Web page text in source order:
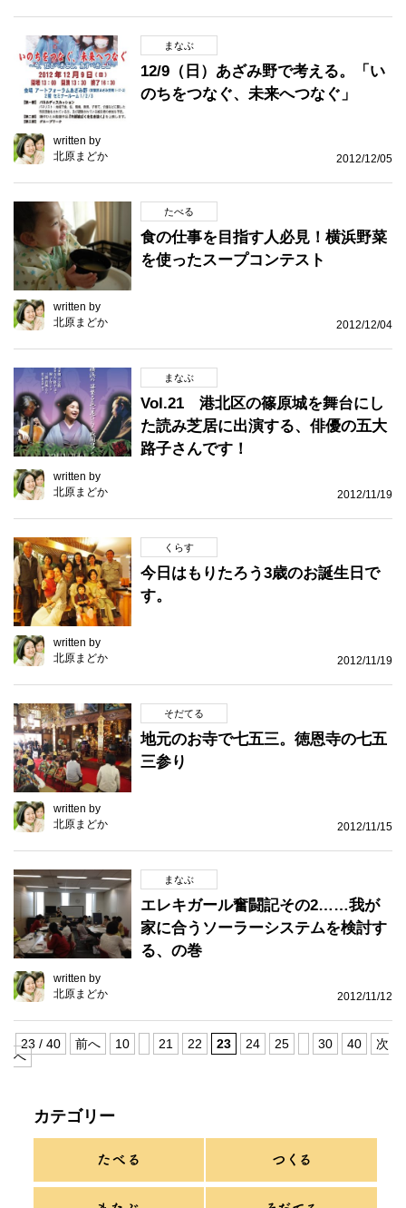
まなぶ
12/9（日）あざみ野で考える。「い
のちをつなぐ、未来へつなぐ」
written by
北原まどか
2012/12/05
たべる
食の仕事を目指す人必見！横浜野菜
を使ったスープコンテスト
written by
北原まどか
2012/12/04
まなぶ
Vol.21 港北区の篠原城を舞台にし
た読み芝居に出演する、俳優の五大
路子さんです！
written by
北原まどか
2012/11/19
くらす
今日はもりたろう3歳のお誕生日で
す。
written by
北原まどか
2012/11/19
そだてる
地元のお寺で七五三。徳恩寺の七五
三参り
written by
北原まどか
2012/11/15
まなぶ
エレキガール奮闘記その2……我が
家に合うソーラーシステムを検討す
る、の巻
written by
北原まどか
2012/11/12
23 / 40 前へ 10 21 22 23 24 25 30 40
次
へ
カテゴリー